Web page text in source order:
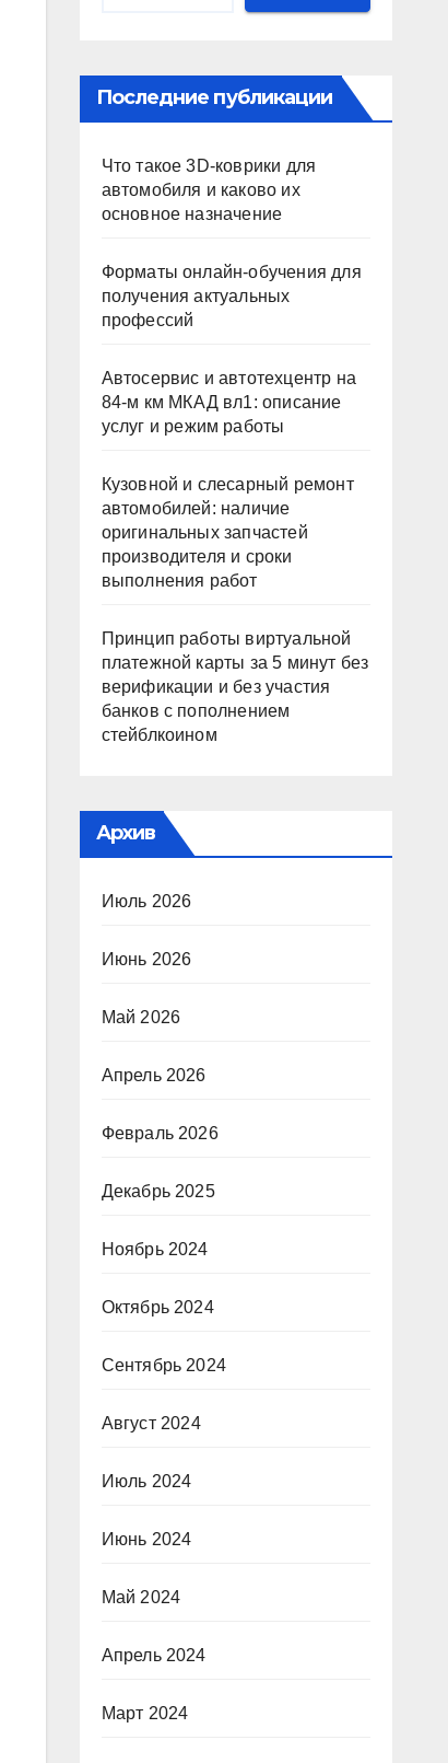
Последние публикации
Что такое 3D-коврики для
автомобиля и каково их
основное назначение
Форматы онлайн-обучения для
получения актуальных
профессий
Автосервис и автотехцентр на
84-м км МКАД вл1: описание
услуг и режим работы
Кузовной и слесарный ремонт
автомобилей: наличие
оригинальных запчастей
производителя и сроки
выполнения работ
Принцип работы виртуальной
платежной карты за 5 минут без
верификации и без участия
банков с пополнением
стейблкоином
Архив
Июль 2026
Июнь 2026
Май 2026
Апрель 2026
Февраль 2026
Декабрь 2025
Ноябрь 2024
Октябрь 2024
Сентябрь 2024
Август 2024
Июль 2024
Июнь 2024
Май 2024
Апрель 2024
Март 2024